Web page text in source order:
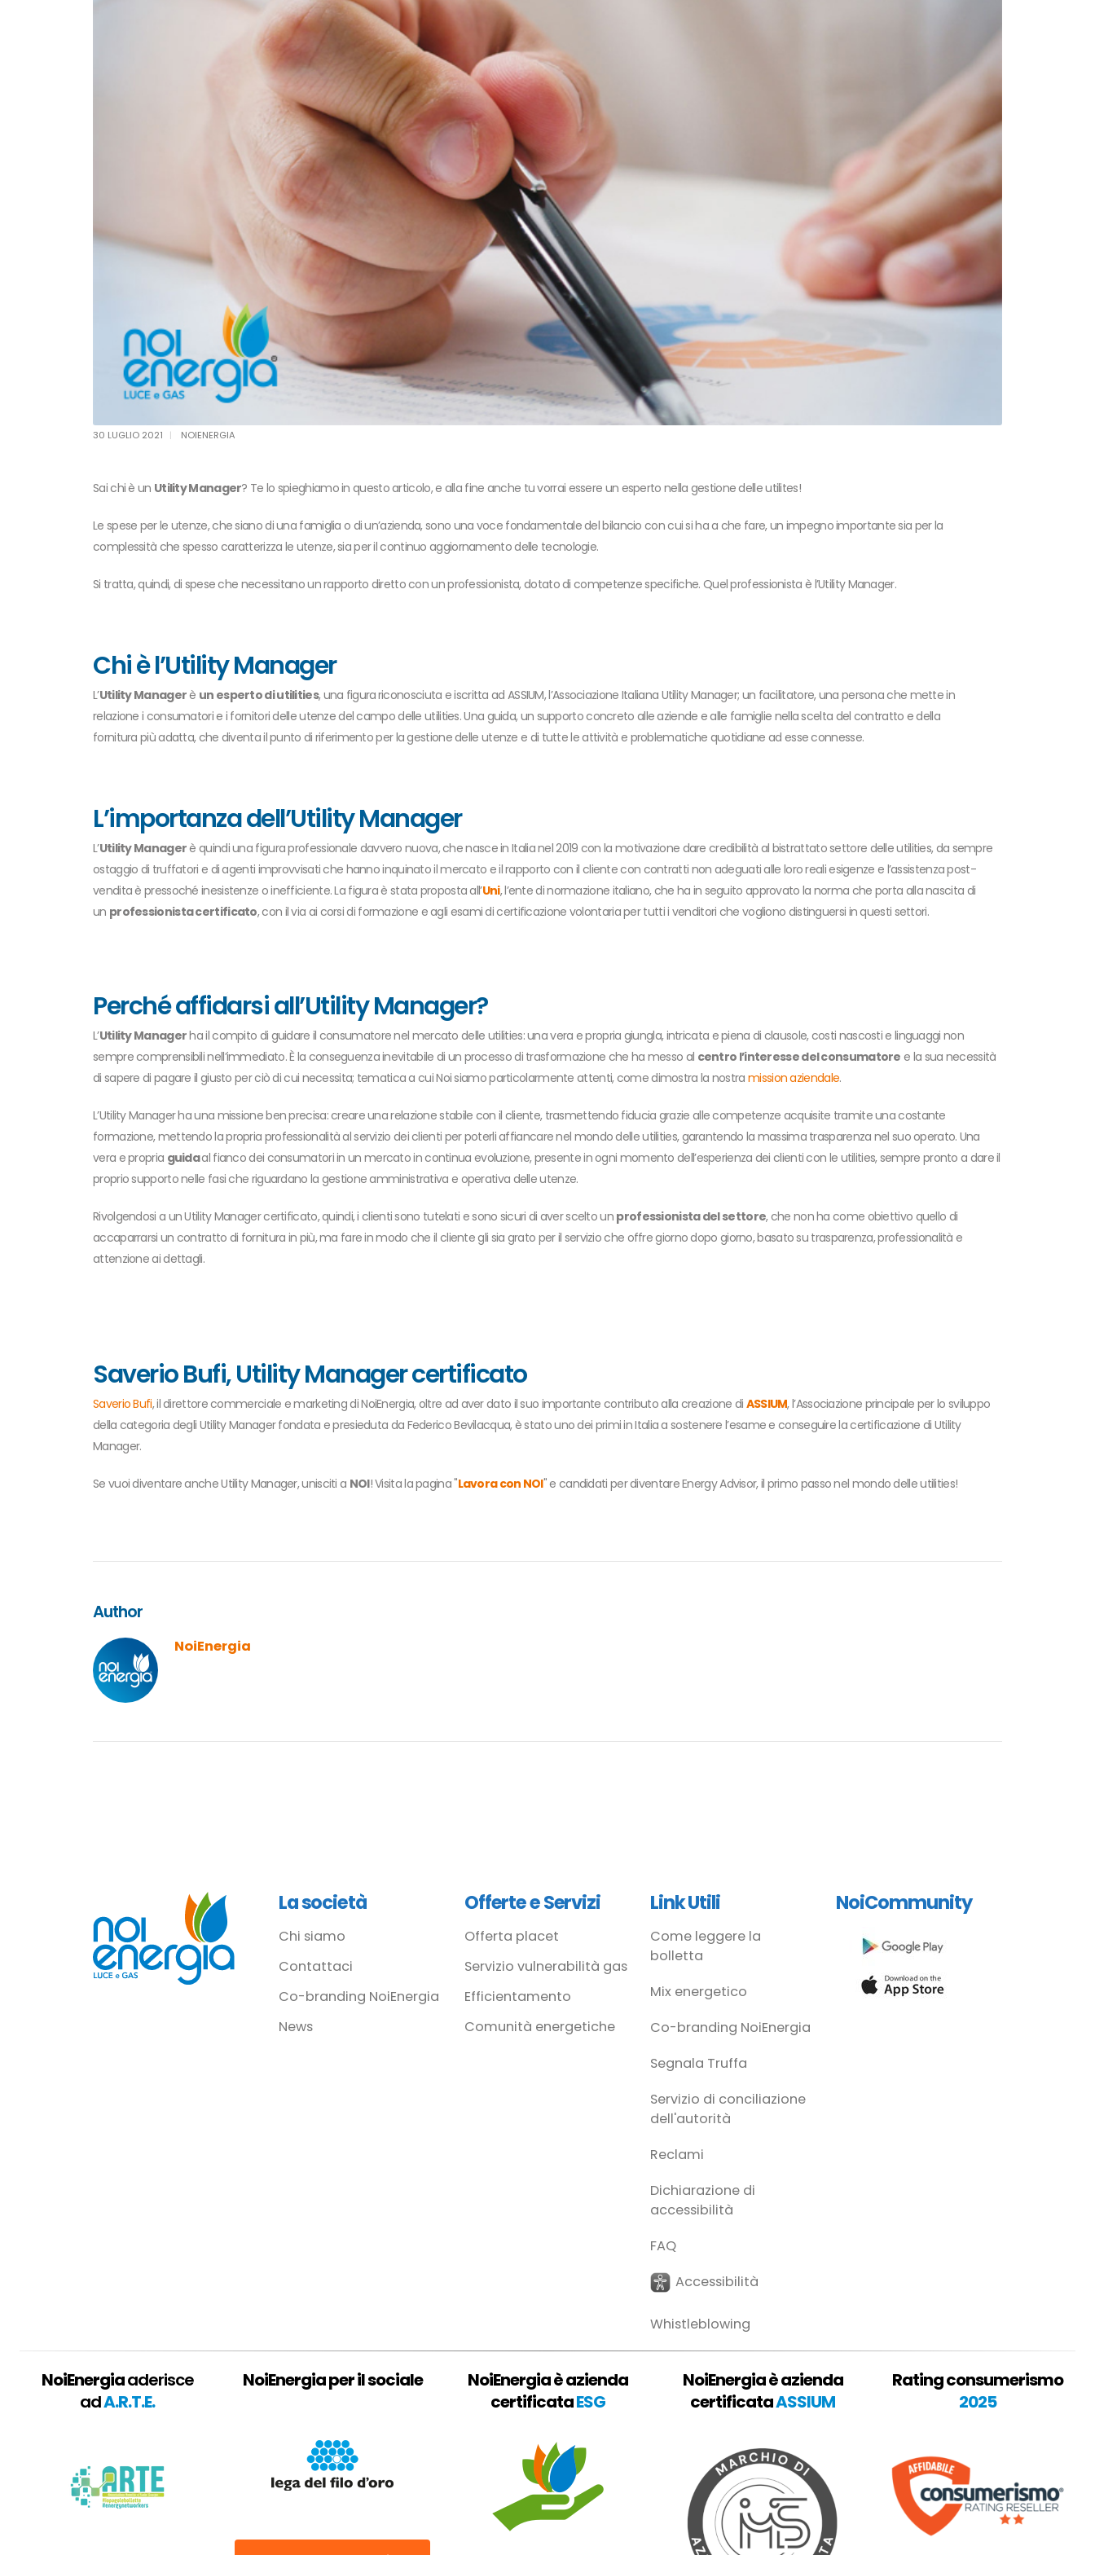
30 LUGLIO 2021 NOIENERGIA
Sai chi è un Utility Manager? Te lo spieghiamo in questo articolo, e alla fine anche tu vorrai essere un esperto nella gestione delle utilites!
Le spese per le utenze, che siano di una famiglia o di un’azienda, sono una voce fondamentale del bilancio con cui si ha a che fare, un impegno importante sia per la
complessità che spesso caratterizza le utenze, sia per il continuo aggiornamento delle tecnologie.
Si tratta, quindi, di spese che necessitano un rapporto diretto con un professionista, dotato di competenze specifiche. Quel professionista è l’Utility Manager.
Chi è l’Utility Manager
L’Utility Managerè un esperto di utilities, una figurariconosciuta e iscritta ad ASSIUM, l’Associazione Italiana Utility Manager; un facilitatore, una persona che mette in
relazione i consumatori e i fornitori delle utenze del campo delle utilities. Una guida, un supporto concreto alle aziende e alle famiglie nella scelta del contratto e della
fornitura più adatta, che diventa il punto di riferimento per la gestione delle utenze e di tutte le attività e problematiche quotidiane ad esse connesse.
L’importanza dell’Utility Manager
L’Utility Managerè quindi una figura professionale davvero nuova, che nasce in Italia nel 2019 con la motivazione dare credibilità al bistrattato settore delle utilities, da sempre
ostaggio di truffatori e di agenti improvvisati che hanno inquinato il mercato e il rapporto con il cliente con contratti non adeguati alle loro reali esigenze e l’assistenza post-
vendita è pressoché inesistenze o inefficiente. La figura è stata proposta all’Uni, l’ente di normazione italiano, che ha in seguito approvato la norma che porta alla nascita di
un professionista certificato, con il via ai corsi di formazione e agli esami di certificazione volontaria per tutti i venditori che vogliono distinguersi in questi settori.
Perché affidarsi all’Utility Manager?
L’Utility Managerha il compito di guidare il consumatore nel mercato delle utilities: una vera e propria giungla, intricata e piena di clausole, costi nascosti e linguaggi non
sempre comprensibili nell’immediato. È la conseguenza inevitabile di un processo di trasformazione che ha messo al centro l’interesse del consumatore e la sua necessità
di sapere di pagare il giusto per ciò di cui necessita; tematica a cui Noi siamo particolarmente attenti, come dimostra la nostra mission aziendale.
L’Utility Manager ha una missione ben precisa: creare una relazione stabile con il cliente, trasmettendo fiducia grazie alle competenze acquisite tramite una costante
formazione, mettendo la propria professionalità al servizio dei clienti per poterli affiancare nel mondo delle utilities, garantendo la massima trasparenza nel suo operato. Una
vera e propria guidaal fianco dei consumatori in un mercato in continua evoluzione, presente in ogni momento dell’esperienza dei clienti con le utilities, sempre pronto a dare il
proprio supporto nelle fasi che riguardano la gestione amministrativa e operativa delle utenze.
Rivolgendosi a un Utility Manager certificato, quindi, i clienti sono tutelati e sono sicuri di aver scelto un professionista del settore, che non ha come obiettivo quello di
accaparrarsi un contratto di fornitura in più, ma fare in modo che il cliente gli sia grato per il servizio che offre giorno dopo giorno, basato su trasparenza, professionalità e
attenzione ai dettagli.
Saverio Bufi, Utility Manager certificato
Saverio Bufi, il direttore commerciale e marketing di NoiEnergia, oltre ad aver dato il suo importante contributo alla creazione di ASSIUM, l’Associazione principale per lo sviluppo
della categoria degli Utility Manager fondata e presieduta da Federico Bevilacqua, è stato uno dei primi in Italia a sostenere l’esame e conseguire la certificazione di Utility
Manager.
Se vuoi diventare anche Utility Manager, unisciti a NOI! Visita la pagina "Lavora con NOI" e candidati per diventare Energy Advisor, il primo passo nel mondo delle utilities!
Author
NoiEnergia
La società
Chi siamo
Contattaci
Co-branding NoiEnergia
News
Offerte e Servizi
Offerta placet
Servizio vulnerabilità gas
Efficientamento
Comunità energetiche
Link Utili
Come leggere la
bolletta
Mix energetico
Co-branding NoiEnergia
Segnala Truffa
Servizio di conciliazione
dell'autorità
Reclami
Dichiarazione di
accessibilità
FAQ
Accessibilità
Whistleblowing
NoiCommunity
NoiEnergiaaderisce
adA.R.T.E.
NoiEnergia per il sociale
NoiEnergia è azienda
certificataESG
NoiEnergia è azienda
certificataASSIUM
Rating consumerismo
2025